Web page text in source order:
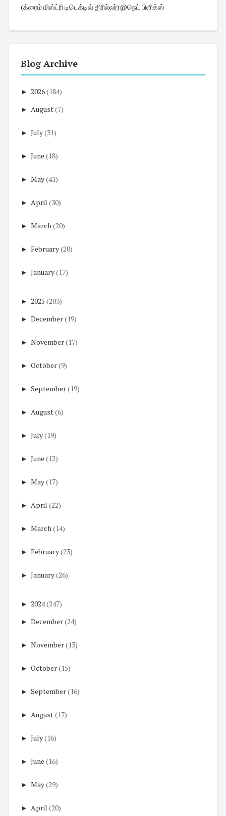
(க்ரைம் மிஸ்ட்ரி டிடெக்டிவ் திரில்லர்)@நெட் பிளிக்ஸ்
Blog Archive
► 2026(184)
► August(7)
► July(31)
► June (18)
► May(41)
► April (30)
► March(20)
► February(20)
► January(17)
► 2025 (203)
► December(19)
► November(17)
► October(9)
► September(19)
► August(6)
► July(19)
► June (12)
► May(17)
► April (22)
► March(14)
► February(23)
► January(26)
► 2024(247)
► December(24)
► November(13)
► October(15)
► September(16)
► August(17)
► July(16)
► June (16)
► May(29)
► April (20)